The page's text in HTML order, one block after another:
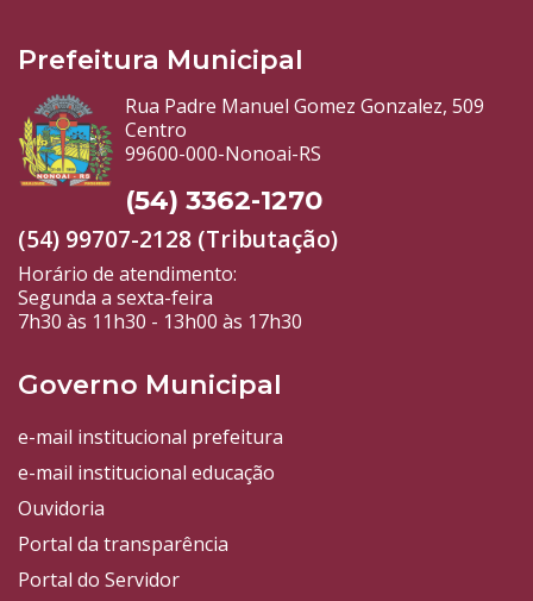
Prefeitura Municipal
Rua Padre Manuel Gomez Gonzalez, 509
Centro
99600-000-Nonoai-RS
(54) 3362-1270
(54) 99707-2128 (Tributação)
Horário de atendimento:
Segunda a sexta-feira
7h30 às 11h30 - 13h00 às 17h30
Governo Municipal
e-mail institucional prefeitura
e-mail institucional educação
Ouvidoria
Portal da transparência
Portal do Servidor